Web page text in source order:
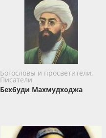
Богословы и просветители,
Писатели
Бехбуди Махмудходжа